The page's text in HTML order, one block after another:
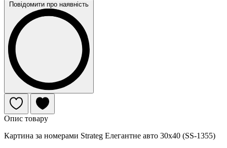
Повідомити про наявність
Опис товару
Картина за номерами Strateg Елегантне авто 30х40 (SS-1355)